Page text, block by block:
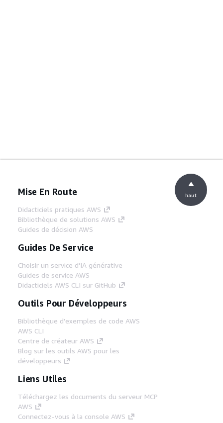
Mise En Route
Didacticiels pratiques AWS
Bibliothèque de solutions AWS
Guides de décision AWS
Guides De Service
Choisir un service d'IA générative
Guides de service AWS
Didacticiels AWS CLI sur GitHub
Outils Pour Développeurs
Bibliothèque d'exemples de code AWS
AWS CLI
Centre de créateur AWS
Blog sur les outils AWS pour les
développeurs
Liens Utiles
Téléchargez les documents du serveur MCP
AWS
Connectez-vous à la console AWS
haut